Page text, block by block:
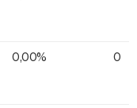
0,00% 0